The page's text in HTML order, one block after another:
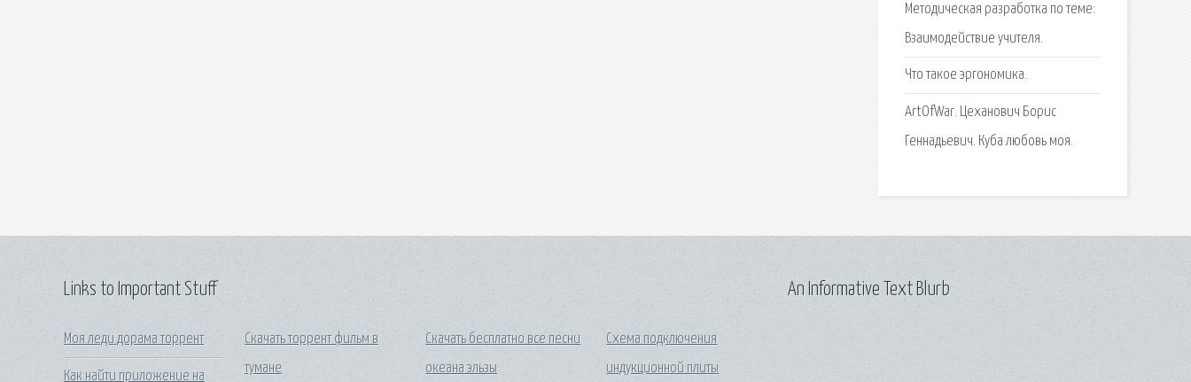
Методическая разработка по теме:
Взаимодействие учителя.
Что такое эргономика.
ArtOfWar. Цеханович Борис
Геннадьевич. Куба любовь моя.
Links to Important Stuff
Моя леди дорама торрент
Как найти приложение на
Скачать торрент фильм в
тумане
Скачать бесплатно все песни
океана эльзы
Схема подключения
индукционной плиты
An Informative Text Blurb